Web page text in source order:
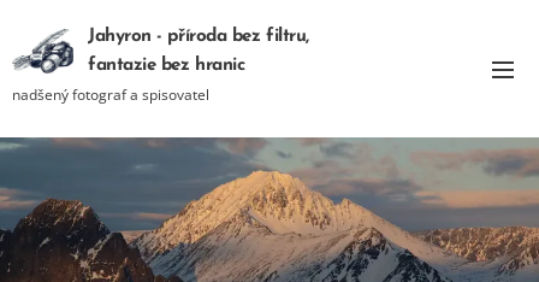
Jahyron - příroda bez filtru,
fantazie bez hranic
nadšený fotograf a spisovatel